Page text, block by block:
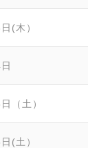
(木）
（土）
(土）